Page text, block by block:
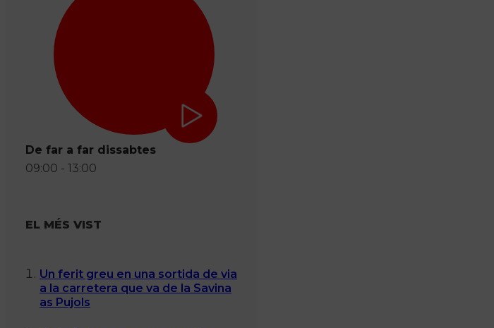
De far a far dissabtes
09:00 - 13:00
EL MÉS VIST
Un ferit greu en una sortida de via
a la carretera que va de la Savina
as Pujols